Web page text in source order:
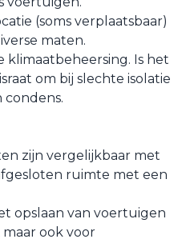
(soms verplaatsbaar)
maten.
klimaatbeheersing. Is het
om bij slechte isolatie
zijn vergelijkbaar met
ruimte met een
opslaan van voertuigen
ook voor